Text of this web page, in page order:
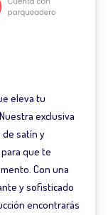
eleva tu
exclusiva
de satín y
que te
Con una
y sofisticado
encontrarás